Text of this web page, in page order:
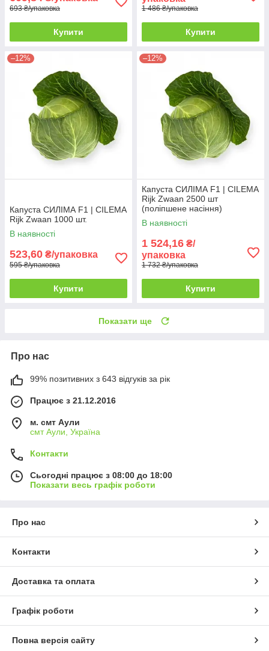
693 ₴/упаковка
Купити
1 486 ₴/упаковка
Купити
–12%
Капуста СИЛІМА F1 | CILEMA
Rijk Zwaan 1000 шт.
В наявності
523,60 ₴/упаковка
595 ₴/упаковка
Купити
–12%
Капуста СИЛІМА F1 | CILEMA
Rijk Zwaan 2500 шт
(поліпшене насіння)
В наявності
1 524,16 ₴/
упаковка
1 732 ₴/упаковка
Купити
Показати ще
Про нас
99% позитивних з 643 відгуків за рік
Працює з 21.12.2016
м. смт Аули
смт Аули, Україна
Контакти
Сьогодні працює з 08:00 до 18:00
Показати весь графік роботи
Про нас
Контакти
Доставка та оплата
Графік роботи
Повна версія сайту